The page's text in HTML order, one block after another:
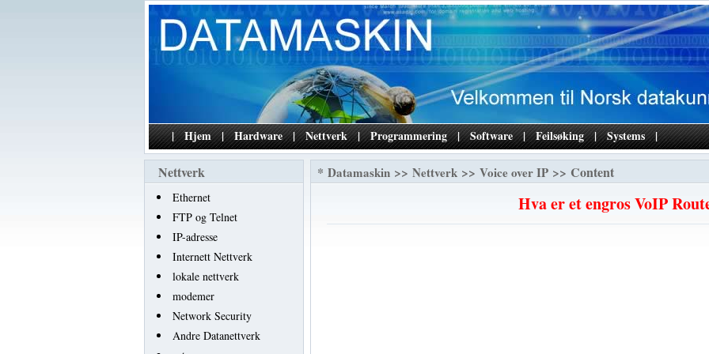
| Hjem | Hardware | Nettverk | Programmering | Software | Feilsøking | Systems |
Nettverk
Ethernet
FTP og Telnet
IP-adresse
Internett Nettverk
lokale nettverk
modemer
Network Security
Andre Datanettverk
* Datamaskin >> Nettverk >> Voice over IP >> Content
Hva er et engros VoIP